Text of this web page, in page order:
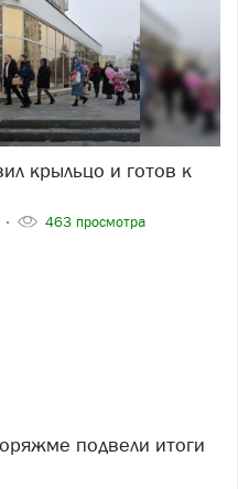
463 просмотра